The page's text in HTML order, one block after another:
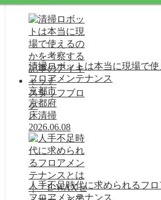
スタッフブロ
グ
清掃ロボットは本当に現場で
フロアメンテナンス
京都市
京都府
床清掃
2026.06.08
人手不足時代に求められるフ
フロアメンテナンス